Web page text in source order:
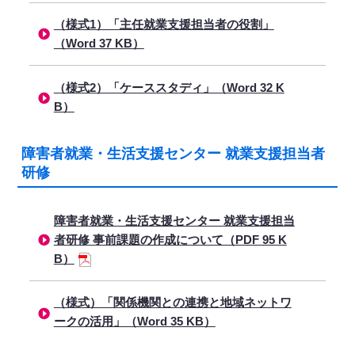
（様式1）「主任就業支援担当者の役割」
（Word 37 KB）
（様式2）「ケーススタディ」（Word 32 K
B）
障害者就業・生活支援センター 就業支援担当者
研修
障害者就業・生活支援センター 就業支援担当
者研修 事前課題の作成について（PDF 95 K
B）
（様式）「関係機関との連携と地域ネットワ
ークの活用」（Word 35 KB）